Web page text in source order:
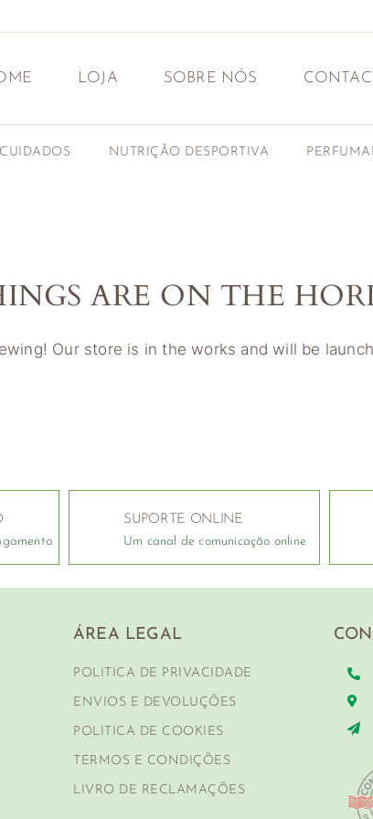
LOJA SOBRE NÓS
CUIDADOS NUTRIÇÃO DESPORTIVA
ARE ON THE
Our store is in the works and will be
SUPORTE ONLINE
Um canal de comunicação online
ÁREA LEGAL
POLITICA DE PRIVACIDADE
ENVIOS E DEVOLUÇÕES
POLITICA DE COOKIES
TERMOS E CONDIÇÕES
LIVRO DE RECLAMAÇÕES